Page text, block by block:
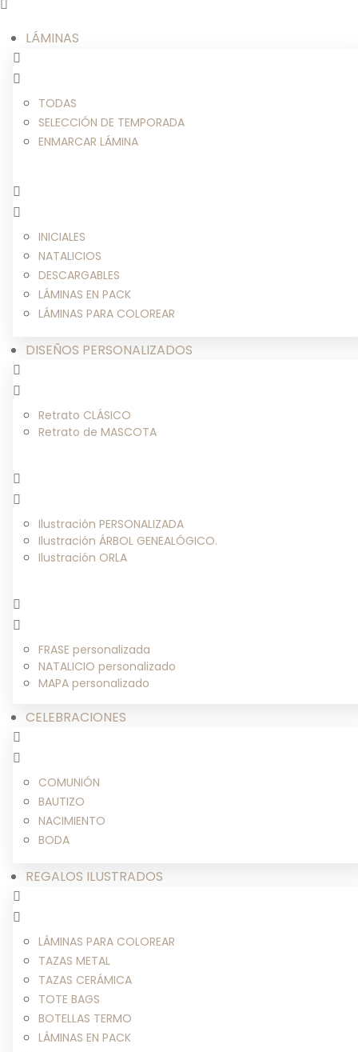
LÁMINAS
TODAS
SELECCIÓN DE TEMPORADA
ENMARCAR LÁMINA
INICIALES
NATALICIOS
DESCARGABLES
LÁMINAS EN PACK
LÁMINAS PARA COLOREAR
DISEÑOS PERSONALIZADOS
Retrato CLÁSICO
Retrato de MASCOTA
Ilustración PERSONALIZADA
Ilustración ÁRBOL GENEALÓGICO.
Ilustración ORLA
FRASE personalizada
NATALICIO personalizado
MAPA personalizado
CELEBRACIONES
COMUNIÓN
BAUTIZO
NACIMIENTO
BODA
REGALOS ILUSTRADOS
LÁMINAS PARA COLOREAR
TAZAS METAL
TAZAS CERÁMICA
TOTE BAGS
BOTELLAS TERMO
LÁMINAS EN PACK